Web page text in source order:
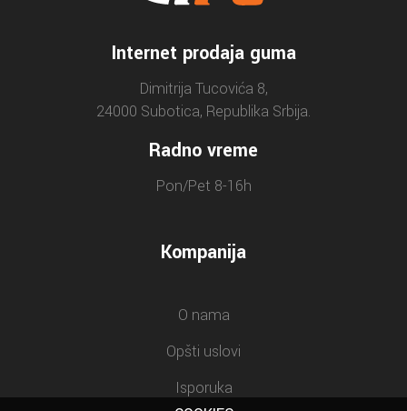
Internet prodaja guma
Dimitrija Tucovića 8,
24000 Subotica, Republika Srbija.
Radno vreme
Pon/Pet 8-16h
Kompanija
O nama
Opšti uslovi
Isporuka